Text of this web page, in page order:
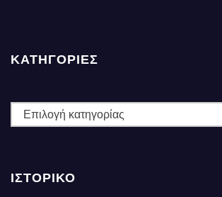
ΚΑΤΗΓΟΡΙΕΣ
ΚΑΤΗΓΟΡΙΕΣ
ΙΣΤΟΡΙΚΌ